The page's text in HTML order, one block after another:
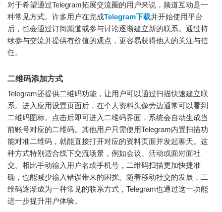
对于希望通过Telegram拓展交流圈的用户来说，频道互动是一
种常见方式。许多用户在完成Telegram下载并开始使用平台
后，也会通过订阅频道或参与讨论逐渐建立新的联系。通过持
续参与交流并提供有价值的观点，更容易获得他人的关注与信
任。
二维码添加方式
Telegram还提供二维码功能，让用户可以通过扫描快速建立联
系。进入应用设置页面后，在个人资料头像旁边通常可以看到
二维码图标。点击后即可进入二维码界面，系统会自动生成当
前账号对应的二维码。其他用户只需使用Telegram内置扫描功
能对准二维码，就能直接打开对应的资料页面并发起聊天。这
种方式特别适合线下交流场景，例如会议、活动或面对面社
交。相比手动输入用户名或手机号，二维码扫描更加快捷准
确，也能减少输入错误带来的困扰。随着移动社交的发展，二
维码逐渐成为一种常见的联系方式，Telegram也通过这一功能
进一步提升用户体验。